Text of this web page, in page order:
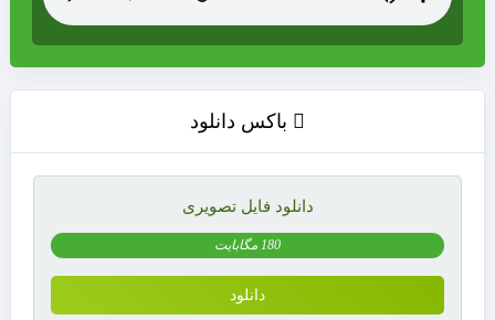
باکس دانلود
دانلود فایل تصویری
180 مگابایت
دانلود